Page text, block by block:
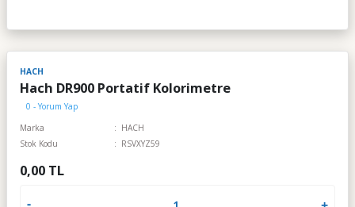
HACH
Hach DR900 Portatif Kolorimetre
0 - Yorum Yap
Marka
HACH
Stok Kodu
RSVXYZ59
0,00 TL